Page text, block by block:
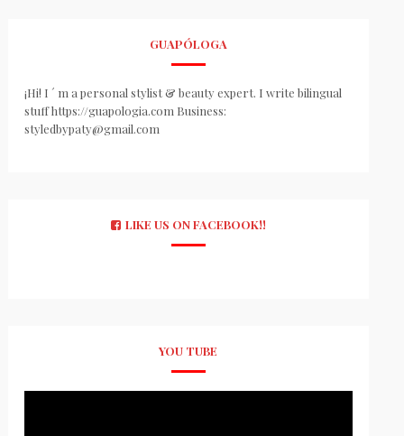
GUAPÓLOGA
¡Hi! I ´ m a personal stylist & beauty expert. I write bilingual
stuff https://guapologia.com Business:
styledbypaty@gmail.com
LIKE US ON FACEBOOK!!
YOU TUBE